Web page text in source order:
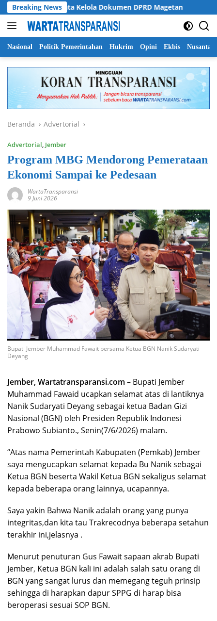
Langsung
ke
konten
Breaking News
Soroti Tata Kelola Dokumen DPRD Magetan
Nasional Politik Pemerintahan Hukrim Opini Ekbis Nusantara
Beranda Advertorial
Advertorial, Jember
Program MBG Mendorong Pemerataan
Ekonomi Sampai ke Pedesaan
WartaTransparansi
9 Juni 2026
Bupati Jember Muhammad Fawait bersama Ketua BGN Nanik Sudaryati
Deyang
Jember, Wartatransparansi.com – Bupati Jember
Muhammad Fawaid ucapkan selamat atas di lantiknya
Nanik Sudaryati Deyang sebagai ketua Badan Gizi
Nasional (BGN) oleh Presiden Republik Indonesi
Prabowo Subianto., Senin(7/6/2026) malam.
“Atas nama Pemerintah Kabupaten (Pemkab) Jember
saya mengucapkan selamat kepada Bu Nanik sebagai
Ketua BGN beserta Wakil Ketua BGN sekaligus selamat
kepada beberapa orang lainnya, ucapannya.
Saya yakin Bahwa Nanik adalah orang yang punya
integritas,dan kita tau Trakrecodnya beberapa setahun
terakhir ini,jelasnya .
Menurut penuturan Gus Fawait sapaan akrab Bupati
Jember, Ketua BGN kali ini adalah salah satu orang di
BGN yang sangat lurus dan memegang teguh prinsip
sehingga di harapkan dapur SPPG di harap bisa
beroperasi sesuai SOP BGN.